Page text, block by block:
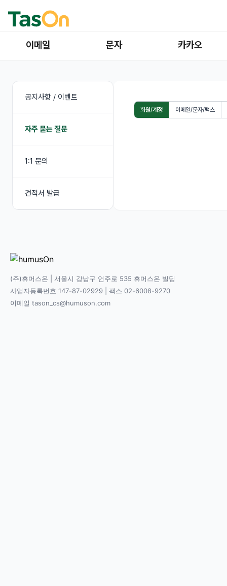
이메일 문자 카카오
공지사항 / 이벤트
자주 묻는 질문
1:1 문의
견적서 발급
회원/계정 이메일/문자/팩스
(주)휴머스온 | 서울시 강남구 언주로 535 휴머스온 빌딩
사업자등록번호 147-87-02929 | 팩스 02-6008-9270
이메일 tason_cs@humuson.com